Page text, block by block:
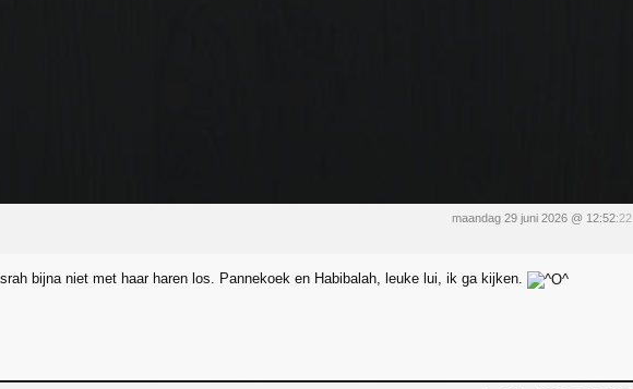
maandag 29 juni 2026 @ 12:52:22
bijna niet met haar haren los. Pannekoek en Habibalah, leuke lui, ik ga kijken.